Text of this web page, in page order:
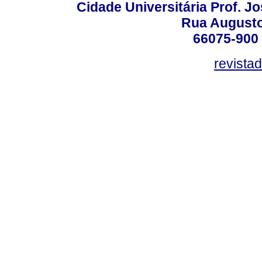
Cidade Universitária Prof.
Rua
66075-